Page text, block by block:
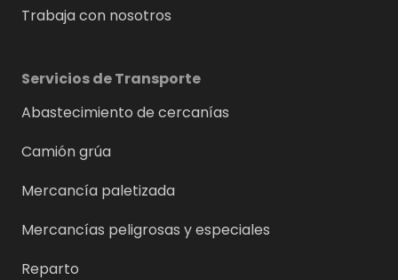
Trabaja con nosotros
Servicios de Transporte
Abastecimiento de cercanías
Camión grúa
Mercancía paletizada
Mercancías peligrosas y especiales
Reparto